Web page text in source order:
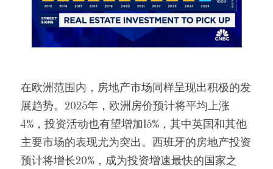
在欧洲范围内，房地产市场同样呈现出积极的发
展趋势。2025年，欧洲房价预计将平均上涨
4%，投资活动也有望增加15%，其中英国和其他
主要市场的表现尤为突出。西班牙的房地产投资
预计将增长20%，成为投资增速最快的国家之